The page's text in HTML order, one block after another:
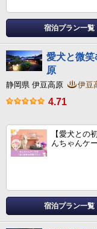
宿泊プラン一覧
愛犬と微
原
静岡県 伊豆高原 伊豆
4.71
【愛犬と
んちゃんケ
宿泊プラン一覧